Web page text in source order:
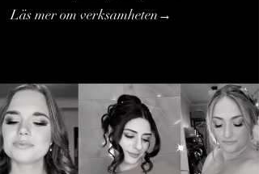
Läs mer om verksamheten→